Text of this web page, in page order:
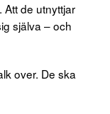
Att de utnyttjar
själva – och
over. De ska